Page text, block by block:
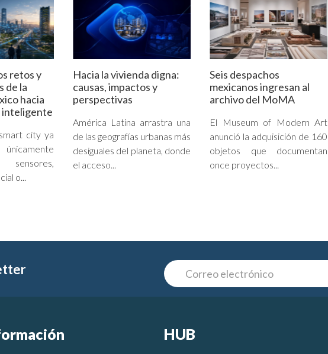
retos y
de la
hacia
inteligente
city ya
o...
Hacia la vivienda digna:
causas, impactos y
perspectivas
América Latina arrastra una
de las geografías urbanas más
desiguales del planeta, donde
el acceso...
Seis despachos
mexicanos ingresan al
archivo del MoMA
El Museum of Modern Art
anunció la adquisición de 160
objetos que documentan
once proyectos...
HUB